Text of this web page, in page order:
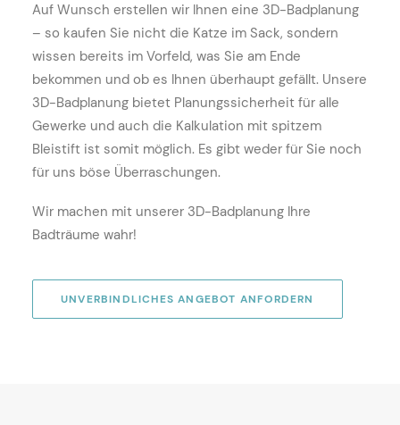
Auf Wunsch erstellen wir Ihnen eine 3D-Badplanung
– so kaufen Sie nicht die Katze im Sack, sondern
wissen bereits im Vorfeld, was Sie am Ende
bekommen und ob es Ihnen überhaupt gefällt. Unsere
3D-Badplanung bietet Planungssicherheit für alle
Gewerke und auch die Kalkulation mit spitzem
Bleistift ist somit möglich. Es gibt weder für Sie noch
für uns böse Überraschungen.
Wir machen mit unserer 3D-Badplanung Ihre
Badträume wahr!
UNVERBINDLICHES ANGEBOT ANFORDERN